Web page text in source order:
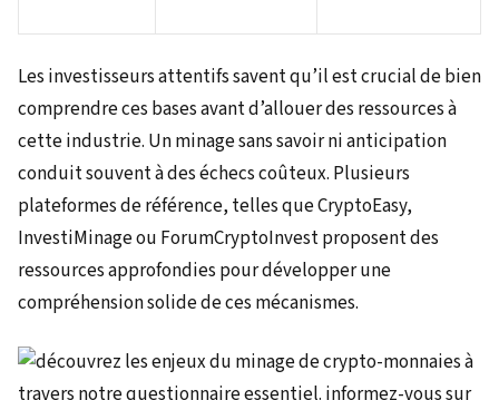
Les investisseurs attentifs savent qu’il est crucial de bien
comprendre ces bases avant d’allouer des ressources à
cette industrie. Un minage sans savoir ni anticipation
conduit souvent à des échecs coûteux. Plusieurs
plateformes de référence, telles que CryptoEasy,
InvestiMinage ou ForumCryptoInvest proposent des
ressources approfondies pour développer une
compréhension solide de ces mécanismes.